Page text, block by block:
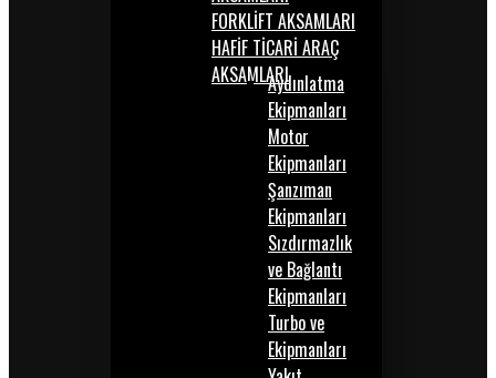
FORKLİFT AKSAMLARI
HAFİF TİCARİ ARAÇ
AKSAMLARIAydınlatma
Ekipmanları
Motor
Ekipmanları
Şanzıman
Ekipmanları
Sızdırmazlık
ve Bağlantı
Ekipmanları
Turbo ve
Ekipmanları